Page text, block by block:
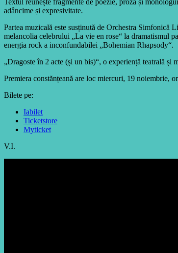
Textul reunește fragmente de poezie, proză și
adâncime și expresivitate.
Partea muzicală este susținută de Orchestra
melancolia celebrului „La vie en rose“ la dramatismul
energia rock a inconfundabilei „Bohemian Rhapsody“.
„Dragoste în 2 acte (și un bis)“, o experiență teatrală
Premiera constănțeană are loc miercuri, 19 noiembrie,
Bilete pe:
Iabilet
Ticketstore
Myticket
V.I.